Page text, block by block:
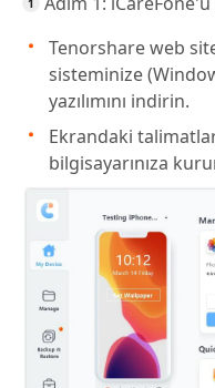
Tenorshare web
sisteminize
yazılımını indirin.
Ekrandaki
bilgisayarınıza